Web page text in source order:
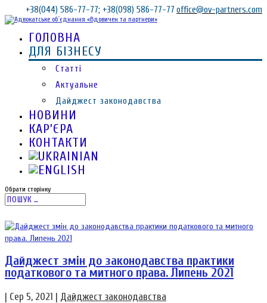
+38(044) 586-77-77; +38(098) 586-77-77 office@ov-partners.com
ГОЛОВНА
ДЛЯ БІЗНЕСУ
Статті
Актуальне
Дайджест законодавства
НОВИНИ
КАР’ЄРА
КОНТАКТИ
Обрати сторінку
Дайджест змін до законодавства практики
податкового та митного права. Липень 2021
| Сер 5, 2021 | Дайджест законодавства